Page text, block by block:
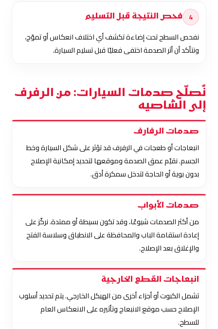
4 فحص النتيجة قبل التسليم
نفحص السطح تحت إضاءة تكشف أي اختلاف انعكاس أو تموّج،
ونتأكد أن أثر الصدمة اختفى فعليًا قبل تسليم السيارة.
نُصلّح صدمات السيارات: من الرفرف
إلى الشاصيه
صدمات الرفارف
انبعاجات أو طعجات في الرفرف قد تؤثر على شكل السيارة وخط
الجسم. نقيّم عمق الصدمة وموقعها لتحديد إمكانية الإصلاح
بدون بوية أو الحاجة لتدخل سمكرة أدق.
صدمات الأبواب
من أكثر الصدمات شيوعًا، وقد تكون بسيطة أو ممتدة. نركّز على
إعادة استقامة الباب والمحافظة على الانطباق وسلاسة الفتح
والإغلاق بعد الإصلاح.
انبعاجات القطع الخارجية
تشمل الكبوت أو أجزاء أخرى من الهيكل الخارجي. يتم تحديد أسلوب
الإصلاح حسب موقع الانبعاج وتأثيره على الانعكاس العام
للسطح.